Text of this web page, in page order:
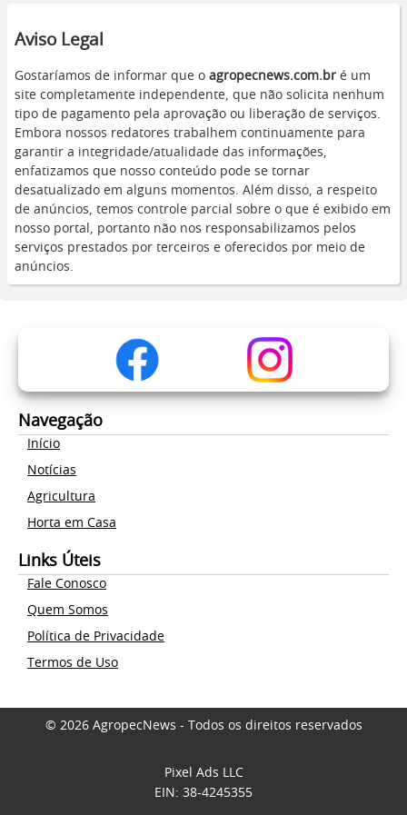
Aviso Legal
Gostaríamos de informar que o agropecnews.com.br é um
site completamente independente, que não solicita nenhum
tipo de pagamento pela aprovação ou liberação de serviços.
Embora nossos redatores trabalhem continuamente para
garantir a integridade/atualidade das informações,
enfatizamos que nosso conteúdo pode se tornar
desatualizado em alguns momentos. Além disso, a respeito
de anúncios, temos controle parcial sobre o que é exibido em
nosso portal, portanto não nos responsabilizamos pelos
serviços prestados por terceiros e oferecidos por meio de
anúncios.
Navegação
Início
Notícias
Agricultura
Horta em Casa
Links Úteis
Fale Conosco
Quem Somos
Política de Privacidade
Termos de Uso
© 2026 AgropecNews - Todos os direitos reservados
Pixel Ads LLC
EIN: 38-4245355